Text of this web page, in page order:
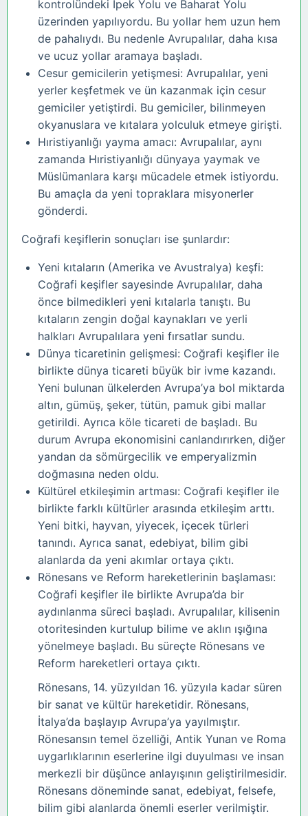
kontrolündeki İpek Yolu ve Baharat Yolu
üzerinden yapılıyordu. Bu yollar hem uzun hem
de pahalıydı. Bu nedenle Avrupalılar, daha kısa
ve ucuz yollar aramaya başladı.
Cesur gemicilerin yetişmesi: Avrupalılar, yeni
yerler keşfetmek ve ün kazanmak için cesur
gemiciler yetiştirdi. Bu gemiciler, bilinmeyen
okyanuslara ve kıtalara yolculuk etmeye girişti.
Hıristiyanlığı yayma amacı: Avrupalılar, aynı
zamanda Hıristiyanlığı dünyaya yaymak ve
Müslümanlara karşı mücadele etmek istiyordu.
Bu amaçla da yeni topraklara misyonerler
gönderdi.
Coğrafi keşiflerin sonuçları ise şunlardır:
Yeni kıtaların (Amerika ve Avustralya) keşfi:
Coğrafi keşifler sayesinde Avrupalılar, daha
önce bilmedikleri yeni kıtalarla tanıştı. Bu
kıtaların zengin doğal kaynakları ve yerli
halkları Avrupalılara yeni fırsatlar sundu.
Dünya ticaretinin gelişmesi: Coğrafi keşifler ile
birlikte dünya ticareti büyük bir ivme kazandı.
Yeni bulunan ülkelerden Avrupa’ya bol miktarda
altın, gümüş, şeker, tütün, pamuk gibi mallar
getirildi. Ayrıca köle ticareti de başladı. Bu
durum Avrupa ekonomisini canlandırırken, diğer
yandan da sömürgecilik ve emperyalizmin
doğmasına neden oldu.
Kültürel etkileşimin artması: Coğrafi keşifler ile
birlikte farklı kültürler arasında etkileşim arttı.
Yeni bitki, hayvan, yiyecek, içecek türleri
tanındı. Ayrıca sanat, edebiyat, bilim gibi
alanlarda da yeni akımlar ortaya çıktı.
Rönesans ve Reform hareketlerinin başlaması:
Coğrafi keşifler ile birlikte Avrupa’da bir
aydınlanma süreci başladı. Avrupalılar, kilisenin
otoritesinden kurtulup bilime ve aklın ışığına
yönelmeye başladı. Bu süreçte Rönesans ve
Reform hareketleri ortaya çıktı.
Rönesans, 14. yüzyıldan 16. yüzyıla kadar süren
bir sanat ve kültür hareketidir. Rönesans,
İtalya’da başlayıp Avrupa’ya yayılmıştır.
Rönesansın temel özelliği, Antik Yunan ve Roma
uygarlıklarının eserlerine ilgi duyulması ve insan
merkezli bir düşünce anlayışının geliştirilmesidir.
Rönesans döneminde sanat, edebiyat, felsefe,
bilim gibi alanlarda önemli eserler verilmiştir.